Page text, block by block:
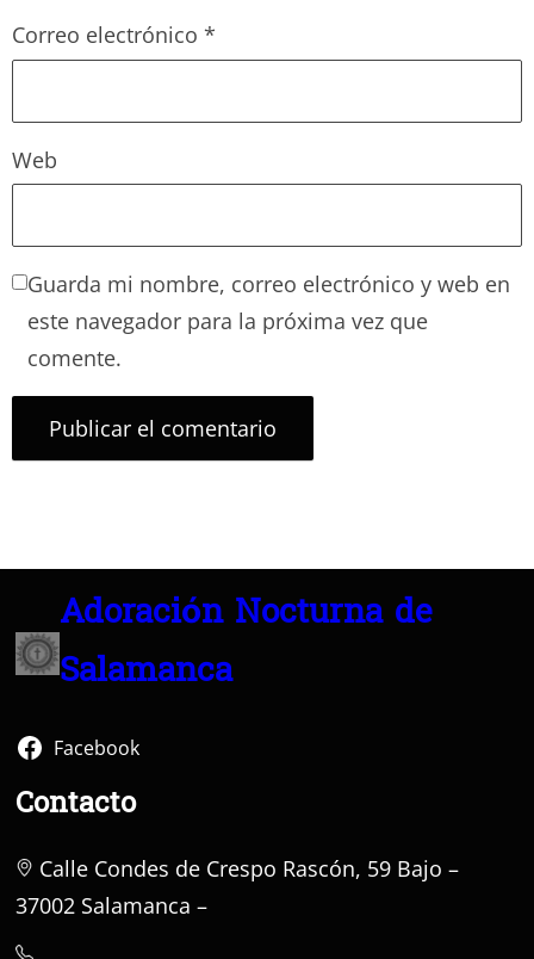
Correo electrónico *
Web
Guarda mi nombre, correo electrónico y web en
este navegador para la próxima vez que
comente.
Adoración Nocturna de
Salamanca
Facebook
Contacto
Calle Condes de Crespo Rascón, 59 Bajo –
37002 Salamanca –